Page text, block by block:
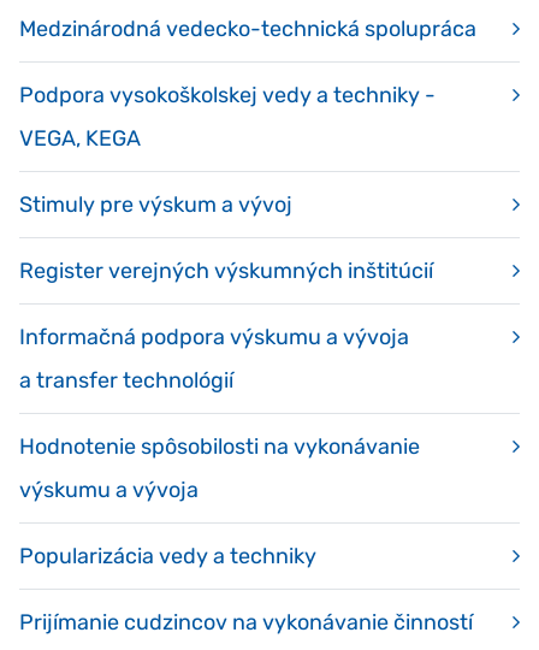
Medzinárodná vedecko-technická spolupráca
Podpora vysokoškolskej vedy a techniky -
VEGA, KEGA
Stimuly pre výskum a vývoj
Register verejných výskumných inštitúcií
Informačná podpora výskumu a vývoja
a transfer technológií
Hodnotenie spôsobilosti na vykonávanie
výskumu a vývoja
Popularizácia vedy a techniky
Prijímanie cudzincov na vykonávanie činností